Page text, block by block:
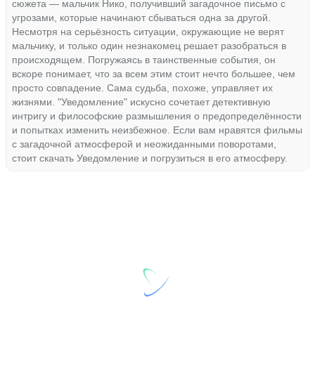
сюжета — мальчик Нико, получивший загадочное письмо с
угрозами, которые начинают сбываться одна за другой.
Несмотря на серьёзность ситуации, окружающие не верят
мальчику, и только один незнакомец решает разобраться в
происходящем. Погружаясь в таинственные события, он
вскоре понимает, что за всем этим стоит нечто большее, чем
просто совпадение. Сама судьба, похоже, управляет их
жизнями. "Уведомление" искусно сочетает детективную
интригу и философские размышления о предопределённости
и попытках изменить неизбежное. Если вам нравятся фильмы
с загадочной атмосферой и неожиданными поворотами,
стоит скачать Уведомление и погрузиться в его атмосферу.